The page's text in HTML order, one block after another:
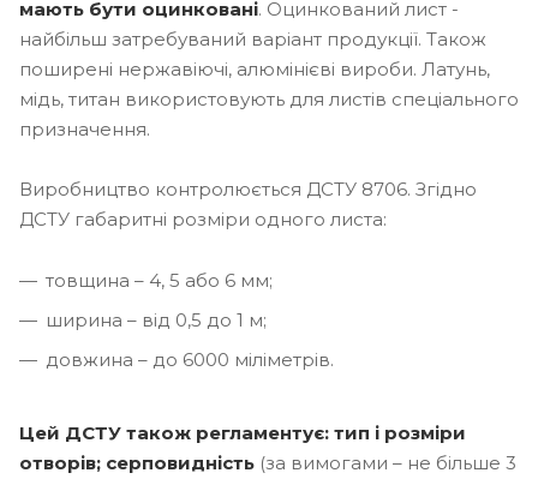
мають бути оцинковані. Оцинкований лист -
найбільш затребуваний варіант продукції. Також
поширені нержавіючі, алюмінієві вироби. Латунь,
мідь, титан використовують для листів спеціального
призначення.
Виробництво контролюється ДСТУ 8706. Згідно
ДСТУ габаритні розміри одного листа:
товщина – 4, 5 або 6 мм;
ширина – від 0,5 до 1 м;
довжина – до 6000 міліметрів.
Цей ДСТУ також регламентує: тип і розміри
отворів; серповидність (за вимогами – не більше 3